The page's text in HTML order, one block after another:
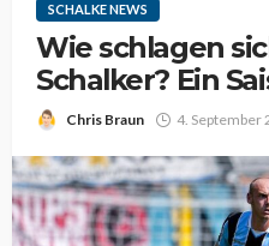
SCHALKE NEWS
Wie schlagen
Schalker? Ein
Chris Braun 4. September